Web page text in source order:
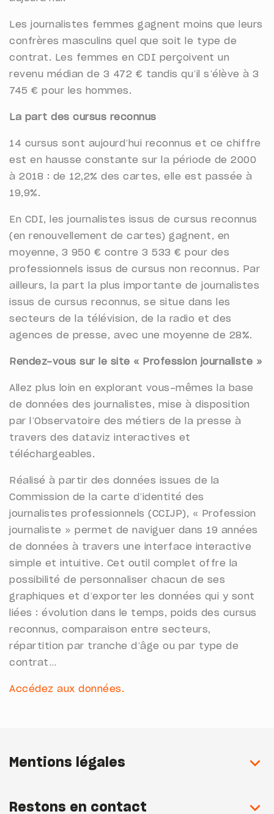
Les journalistes femmes gagnent moins que leurs
confrères masculins quel que soit le type de
contrat. Les femmes en CDI perçoivent un
revenu médian de 3 472 € tandis qu’il s’élève à 3
745 € pour les hommes.
La part des cursus reconnus
14 cursus sont aujourd’hui reconnus et ce chiffre
est en hausse constante sur la période de 2000
à 2018 : de 12,2% des cartes, elle est passée à
19,9%.
En CDI, les journalistes issus de cursus reconnus
(en renouvellement de cartes) gagnent, en
moyenne, 3 950 € contre 3 533 € pour des
professionnels issus de cursus non reconnus. Par
ailleurs, la part la plus importante de journalistes
issus de cursus reconnus, se situe dans les
secteurs de la télévision, de la radio et des
agences de presse, avec une moyenne de 28%.
Rendez-vous sur le site « Profession journaliste »
Allez plus loin en explorant vous-mêmes la base
de données des journalistes, mise à disposition
par l’Observatoire des métiers de la presse à
travers des dataviz interactives et
téléchargeables.
Réalisé à partir des données issues de la
Commission de la carte d’identité des
journalistes professionnels (CCIJP), « Profession
journaliste » permet de naviguer dans 19 années
de données à travers une interface interactive
simple et intuitive. Cet outil complet offre la
possibilité de personnaliser chacun de ses
graphiques et d’exporter les données qui y sont
liées : évolution dans le temps, poids des cursus
reconnus, comparaison entre secteurs,
répartition par tranche d’âge ou par type de
contrat…
Accédez aux données.
Mentions légales
Restons en contact